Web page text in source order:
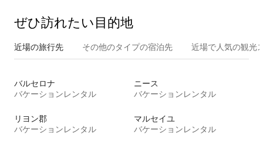
ぜひ訪⁠れ⁠た⁠い目⁠的⁠地
近場の旅行先 その他のタ⁠イ⁠プ⁠の宿⁠泊⁠先 近場で人気の観光
バルセロナ
バケーションレンタル
ニース
バケーションレンタル
リヨン郡
バケーションレンタル
マルセイユ
バケーションレンタル